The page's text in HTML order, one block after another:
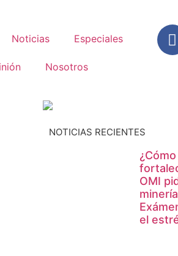
Noticias Especiales
Nosotros
NOTICIAS RECIENTES
OMI
el